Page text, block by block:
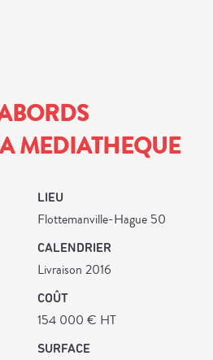
MEDIATHEQUE
LIEU
Flottemanville-Hague 50
CALENDRIER
Livraison 2016
COÛT
154 000 € HT
SURFACE